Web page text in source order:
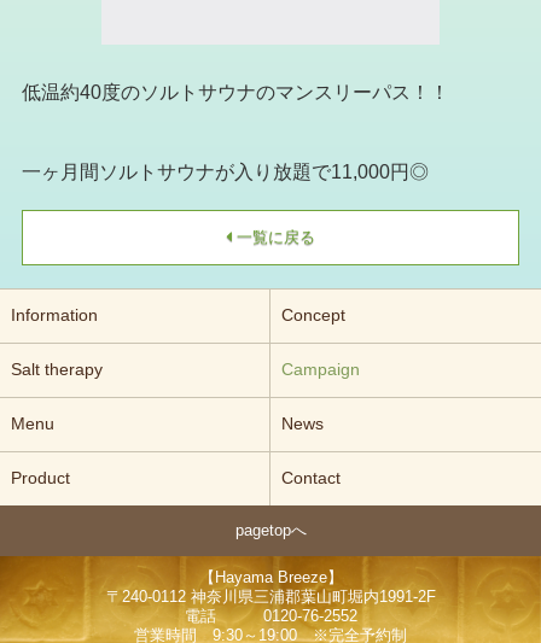
低温約40度のソルトサウナのマンスリーパス！！
一ヶ月間ソルトサウナが入り放題で11,000円◎
一覧に戻る
Information Concept
Salt therapy Campaign
Menu News
Product Contact
pagetopへ
【Hayama Breeze】
〒240-0112 神奈川県三浦郡葉山町堀内1991-2F
電話 0120-76-2552
営業時間 9:30～19:00 ※完全予約制